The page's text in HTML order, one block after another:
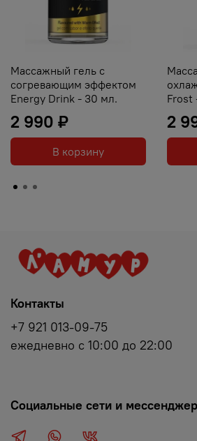
Массажный гель с
согревающим эффектом
Energy Drink - 30 мл.
2 990 ₽
В корзину
Frost
2
Контакты
+7 921 013-09-75
ежедневно с 10:00 до 22:00
Социальные сети и